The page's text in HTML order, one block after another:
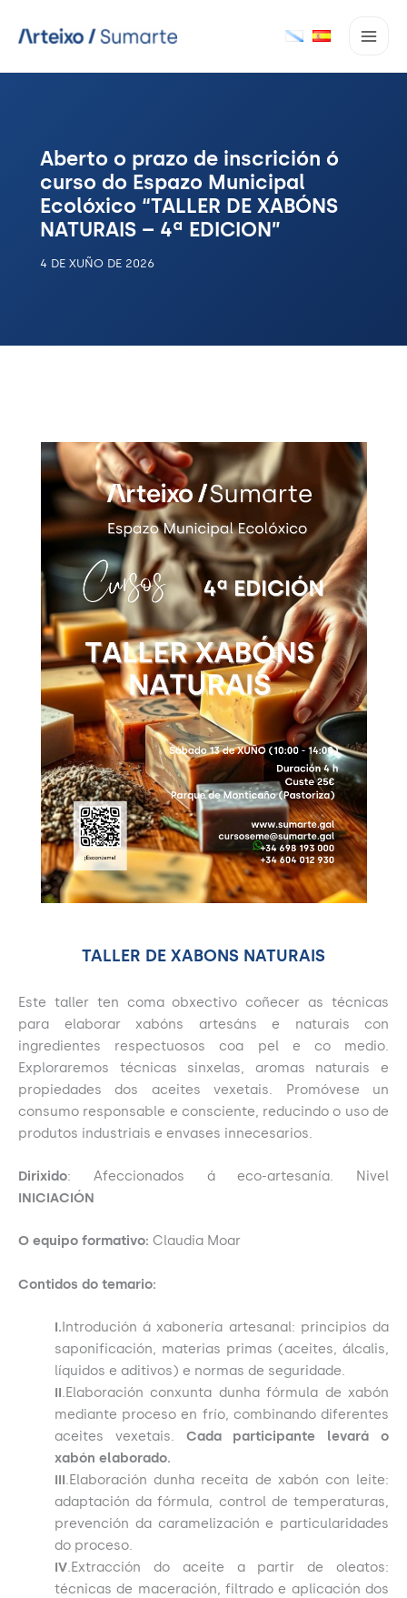
Aberto o prazo de inscrición ó
curso do Espazo Municipal
Ecolóxico “TALLER DE XABÓNS
NATURAIS – 4ª EDICION”
4 DE XUÑO DE 2026
TALLER DE XABONS NATURAIS
Este taller ten coma obxectivo coñecer as técnicas
para elaborar xabóns artesáns e naturais con
ingredientes respectuosos coa pel e co medio.
Exploraremos técnicas sinxelas, aromas naturais e
propiedades dos aceites vexetais. Promóvese un
consumo responsable e consciente, reducindo o uso de
produtos industriais e envases innecesarios.
Dirixido: Afeccionados á eco-artesanía. Nivel
INICIACIÓN
O equipo formativo: Claudia Moar
Contidos do temario:
I.Introdución á xabonería artesanal: principios da
saponificación, materias primas (aceites, álcalis,
líquidos e aditivos) e normas de seguridade.
II.Elaboración conxunta dunha fórmula de xabón
mediante proceso en frío, combinando diferentes
aceites vexetais. Cada participante levará o
xabón elaborado.
III.Elaboración dunha receita de xabón con leite:
adaptación da fórmula, control de temperaturas,
prevención da caramelización e particularidades
do proceso.
IV.Extracción do aceite a partir de oleatos:
técnicas de maceración, filtrado e aplicación dos